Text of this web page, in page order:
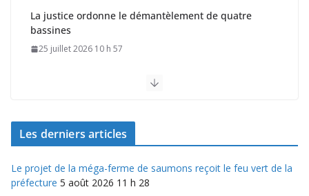
La justice ordonne le démantèlement de quatre
bassines
25 juillet 2026 10 h 57
Le projet de la méga-ferme de saumons reçoit le feu
5 août 2026 11 h 28
Les derniers articles
Le projet de la méga-ferme de saumons reçoit le feu vert de la
préfecture 5 août 2026 11 h 28